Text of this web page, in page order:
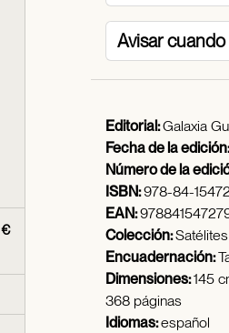
Avisar
Editorial:Galaxia
Fecha de la
Número de la
ISBN:978-84-
EAN:
Colección:
Encuadernación:
Dimensiones:145
368 páginas
Idiomas:español